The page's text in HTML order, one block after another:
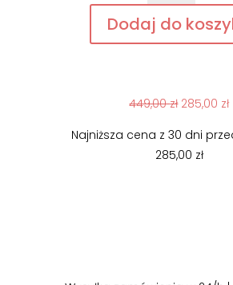
–
zestaw
do
zapalenie
skóry
Dodaj do
449,00zł Pierwotna
wynosiła:
449,00 zł.
285,00 zł
Najniższa cena z 30 dni
285,00 zł